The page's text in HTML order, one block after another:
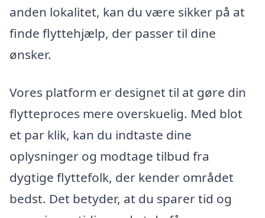
anden lokalitet, kan du være sikker på at
finde flyttehjælp, der passer til dine
ønsker.
Vores platform er designet til at gøre din
flytteproces mere overskuelig. Med blot
et par klik, kan du indtaste dine
oplysninger og modtage tilbud fra
dygtige flyttefolk, der kender området
bedst. Det betyder, at du sparer tid og